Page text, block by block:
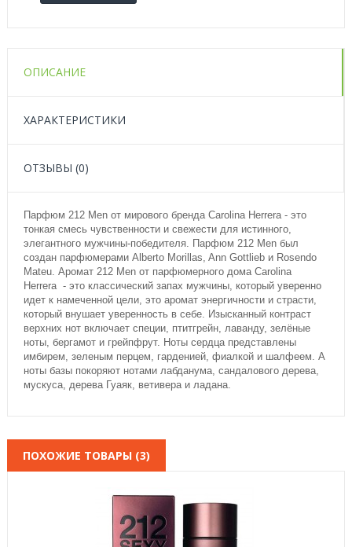
ОПИСАНИЕ
ХАРАКТЕРИСТИКИ
ОТЗЫВЫ (0)
Парфюм 212 Men от мирового бренда Carolina Herrera - это
тонкая смесь чувственности и свежести для истинного,
элегантного мужчины-победителя. Парфюм 212 Men был
создан парфюмерами Alberto Morillas, Ann Gottlieb и Rosendo
Mateu. Аромат 212 Men от парфюмерного дома Carolina
Herrera - это классический запах мужчины, который уверенно
идет к намеченной цели, это аромат энергичности и страсти,
который внушает уверенность в себе. Изысканный контраст
верхних нот включает специи, птитгрейн, лаванду, зелёные
ноты, бергамот и грейпфрут. Ноты сердца представлены
имбирем, зеленым перцем, гарденией, фиалкой и шалфеем. А
ноты базы покоряют нотами лабданума, сандалового дерева,
мускуса, дерева Гуаяк, ветивера и ладана.
ПОХОЖИЕ ТОВАРЫ (3)